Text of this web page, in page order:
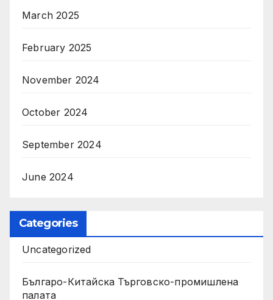
March 2025
February 2025
November 2024
October 2024
September 2024
June 2024
Categories
Uncategorized
Българо-Китайска Търговско-промишлена
палaта